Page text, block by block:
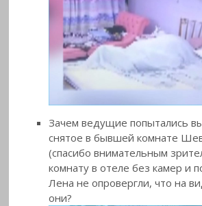
Зачем ведущие попытались
снятое в бывшей комнате
(спасибо внимательным
комнату в отеле без камер и
Лена не опровергли, что на
они?